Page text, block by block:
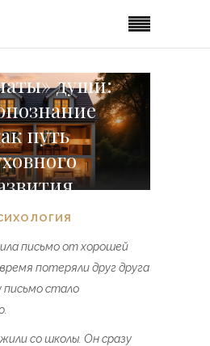
души:
путь
письмо от хорошей
потеряли друг друга
письмо стало
со школы. Он сразу